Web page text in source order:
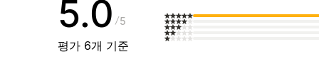
5.0 5
평가 6개 기준